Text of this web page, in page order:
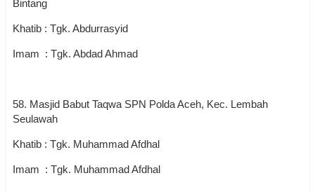
Bintang
Khatib : Tgk. Abdurrasyid
Imam : Tgk. Abdad Ahmad
58. Masjid Babut Taqwa SPN Polda Aceh, Kec. Lembah
Seulawah
Khatib : Tgk. Muhammad Afdhal
Imam : Tgk. Muhammad Afdhal